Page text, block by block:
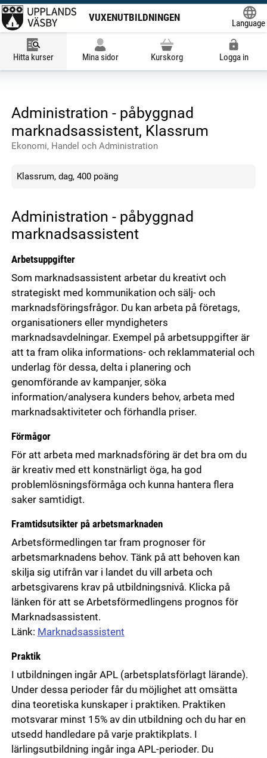
VUXENUTBILDNINGEN
Language
Hitta kurser Mina sidor Kurskorg Logga in
Administration - påbyggnad
marknadsassistent, Klassrum
Ekonomi, Handel och Administration
Klassrum, dag, 400 poäng
Administration - påbyggnad
marknadsassistent
Arbetsuppgifter
Som marknadsassistent arbetar du kreativt och
strategiskt med kommunikation och sälj- och
marknadsföringsfrågor. Du kan arbeta på företags,
organisationers eller myndigheters
marknadsavdelningar. Exempel på arbetsuppgifter är
att ta fram olika informations- och reklammaterial och
underlag för dessa, delta i planering och
genomförande av kampanjer, söka
information/analysera kunders behov, arbeta med
marknadsaktiviteter och förhandla priser.
Förmågor
För att arbeta med marknadsföring är det bra om du
är kreativ med ett konstnärligt öga, ha god
problemlösningsförmåga och kunna hantera flera
saker samtidigt.
Framtidsutsikter på arbetsmarknaden
Arbetsförmedlingen tar fram prognoser för
arbetsmarknadens behov. Tänk på att behoven kan
skilja sig utifrån var i landet du vill arbeta och
arbetsgivarens krav på utbildningsnivå. Klicka på
länken för att se Arbetsförmedlingens prognos för
Marknadsassistent.
Länk: Marknadsassistent
Praktik
I utbildningen ingår APL (arbetsplatsförlagt lärande).
Under dessa perioder får du möjlighet att omsätta
dina teoretiska kunskaper i praktiken. Praktiken
motsvarar minst 15% av din utbildning och du har en
utsedd handledare på varje praktikplats. I
lärlingsutbildning ingår inga APL-perioder. Du